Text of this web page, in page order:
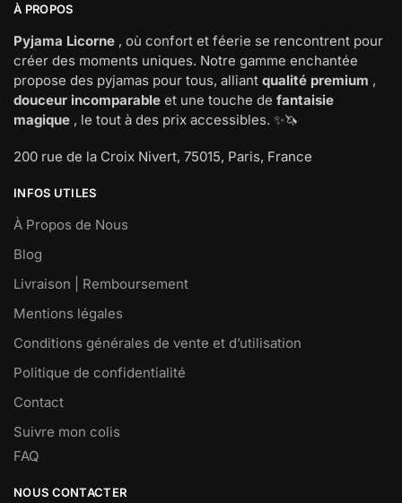
À PROPOS
Pyjama Licorne , où confort et féerie se rencontrent pour
créer des moments uniques. Notre gamme enchantée
propose des pyjamas pour tous, alliant qualité premium ,
douceur incomparable et une touche de fantaisie
magique , le tout à des prix accessibles. ✨🦄
200 rue de la Croix Nivert, 75015, Paris, France
INFOS UTILES
À Propos de Nous
Blog
Livraison | Remboursement
Mentions légales
Conditions générales de vente et d’utilisation
Politique de confidentialité
Contact
Suivre mon colis
FAQ
NOUS CONTACTER